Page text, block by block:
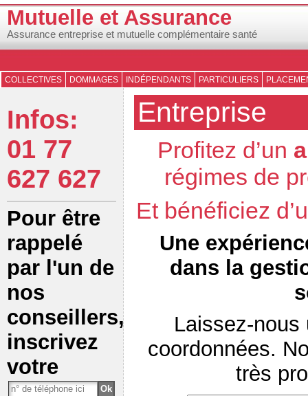
Mutuelle et Assurance
Assurance entreprise et mutuelle complémentaire santé
COLLECTIVES DOMMAGES INDÉPENDANTS PARTICULIERS
Infos:
01 77
627 627
Pour être
rappelé
par l'un de
nos
conseillers,
inscrivez
votre
Entreprise
Profitez d’un
régimes de
Et bénéficiez
Une
dans la
Laissez-
coordonnées.
très